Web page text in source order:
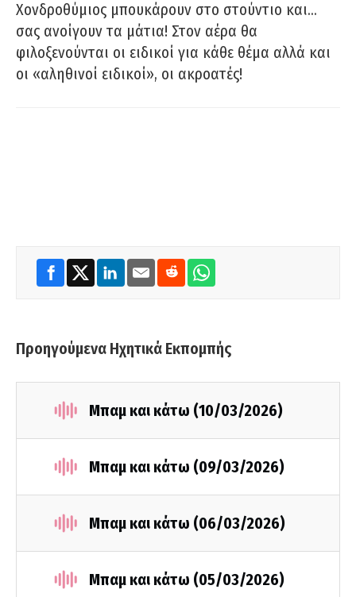
Χονδροθύμιος μπουκάρουν στο στούντιο και…
σας ανοίγουν τα μάτια! Στον αέρα θα
φιλοξενούνται οι ειδικοί για κάθε θέμα αλλά και
οι «αληθινοί ειδικοί», οι ακροατές!
Προηγούμενα Ηχητικά Εκπομπής
Μπαμ και κάτω (10/03/2026)
Μπαμ και κάτω (09/03/2026)
Μπαμ και κάτω (06/03/2026)
Μπαμ και κάτω (05/03/2026)